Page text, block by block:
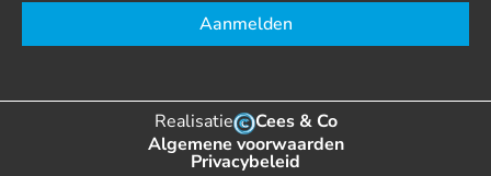
Aanmelden
Realisatie
Cees & Co
Algemene voorwaarden
Privacybeleid